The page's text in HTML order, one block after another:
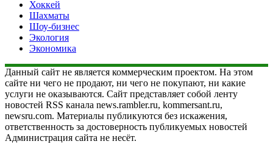
Хоккей
Шахматы
Шоу-бизнес
Экология
Экономика
Данный сайт не является коммерческим проектом. На этом
сайте ни чего не продают, ни чего не покупают, ни какие
услуги не оказываются. Сайт представляет собой ленту
новостей RSS канала news.rambler.ru, kommersant.ru,
newsru.com. Материалы публикуются без искажения,
ответственность за достоверность публикуемых новостей
Администрация сайта не несёт.